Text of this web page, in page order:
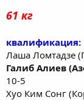
61 кг
квалификация:
Лаша Ломтадзе
Галиб Алиев
10-5
Хуо Ким Сонг